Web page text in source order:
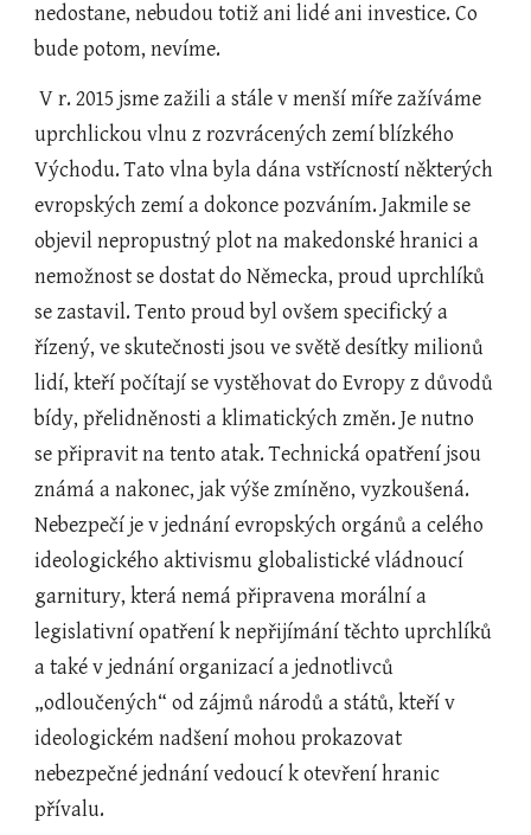
nedostane, nebudou totiž ani lidé ani investice. Co
bude potom, nevíme.
V r. 2015 jsme zažili a stále v menší míře zažíváme
uprchlickou vlnu z rozvrácených zemí blízkého
Východu. Tato vlna byla dána vstřícností některých
evropských zemí a dokonce pozváním. Jakmile se
objevil nepropustný plot na makedonské hranici a
nemožnost se dostat do Německa, proud uprchlíků
se zastavil. Tento proud byl ovšem specifický a
řízený, ve skutečnosti jsou ve světě desítky milionů
lidí, kteří počítají se vystěhovat do Evropy z důvodů
bídy, přelidněnosti a klimatických změn. Je nutno
se připravit na tento atak. Technická opatření jsou
známá a nakonec, jak výše zmíněno, vyzkoušená.
Nebezpečí je v jednání evropských orgánů a celého
ideologického aktivismu globalistické vládnoucí
garnitury, která nemá připravena morální a
legislativní opatření k nepřijímání těchto uprchlíků
a také v jednání organizací a jednotlivců
„odloučených“ od zájmů národů a států, kteří v
ideologickém nadšení mohou prokazovat
nebezpečné jednání vedoucí k otevření hranic
přívalu.